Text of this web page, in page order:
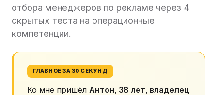
отбора менеджеров по рекламе через 4
скрытых теста на операционные
компетенции.
ГЛАВНОЕ ЗА 30 СЕКУНД
Ко мне пришёл Антон, 38 лет, владелец